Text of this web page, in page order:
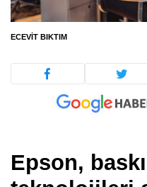
ECEVIT BIKTIM
Epson,